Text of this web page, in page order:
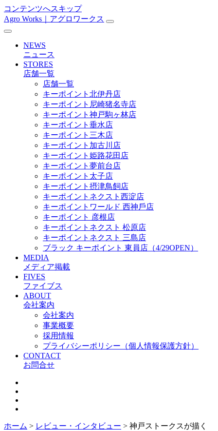
コンテンツへスキップ
メ
イ
Agro Works｜アグロワークス
NEWS
ニュース
STORES
店舗一覧
店舗一覧
キーポイント北伊丹店
キーポイント尼崎猪名寺店
キーポイント神戸駒ヶ林店
キーポイント垂水店
キーポイント三木店
キーポイント加古川店
キーポイント姫路花田店
キーポイント夢前台店
キーポイント太子店
キーポイント摂津鳥飼店
キーポイントネクスト西淀店
キーポイントワールド ⻄神戶店
キーポイント 彦根店
キーポイントネクスト 松原店
キーポイントネクスト 三島店
ブラック キーポイント 東員店（4/29OPEN）
MEDIA
メディア掲載
FIVES
ファイブス
ABOUT
会社案内
会社案内
事業概要
採用情報
プライバシーポリシー（個人情報保護方針）
CONTACT
お問合せ
ホーム > レビュー・インタビュー > 神戸ストークスが描く